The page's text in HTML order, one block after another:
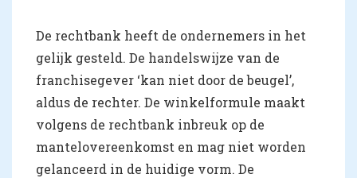
De rechtbank heeft de ondernemers in het
gelijk gesteld. De handelswijze van de
franchisegever ‘kan niet door de beugel’,
aldus de rechter. De winkelformule maakt
volgens de rechtbank inbreuk op de
mantelovereenkomst en mag niet worden
gelanceerd in de huidige vorm. De